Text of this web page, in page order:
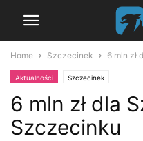
Home Szczecinek 6 mln zł
Aktualności Szczecinek
6 mln zł dla
Szczecinku